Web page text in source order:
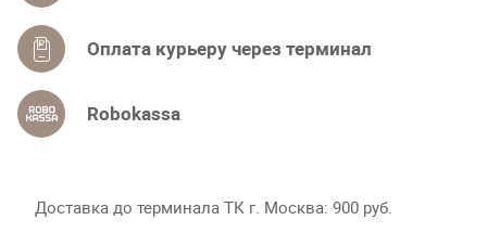
Оплата курьеру через терминал
Robokassa
Доставка до терминала ТК г. Москва 900 руб.